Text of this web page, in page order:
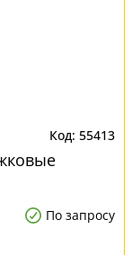
55413
По запросу